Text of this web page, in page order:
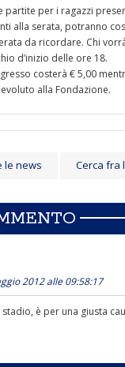
partite per i ragazzi
alla serata, potranno
da ricordare. Chi
d’inizio delle ore 18.
costerà € 5,00
alla Fondazione.
le news Cerca fra
2012 alle 09:58:17
è per una giusta